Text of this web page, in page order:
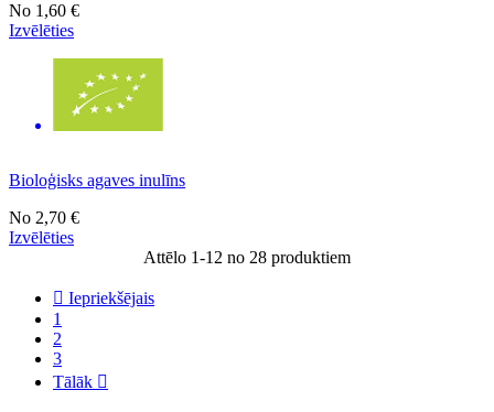
No 1,60 €
Izvēlēties
Bioloģisks agaves inulīns
No 2,70 €
Izvēlēties
Attēlo 1-12 no 28 produktiem
 Iepriekšējais
1
2
3
Tālāk 